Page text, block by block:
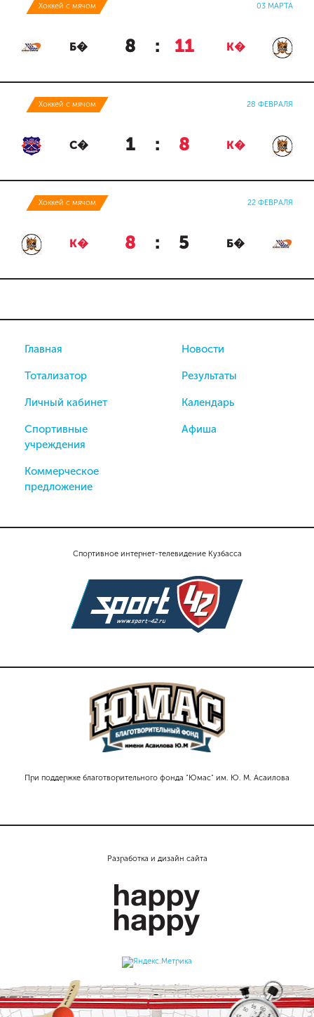
Хоккей с мячом 03 МАРТА
Б� 8 : 11 К�
Хоккей с мячом 28 ФЕВРАЛЯ
С� 1 : 8 К�
Хоккей с мячом 22 ФЕВРАЛЯ
К� 8 : 5 Б�
Спортивное интернет-телевидение Кузбасса
При поддержке благотворительного фонда "Юмас" им. Ю. М. Асаилова
Главная
Тотализатор
Личный кабинет
Спортивные
учреждения
Коммерческое
предложение
Новости
Результаты
Календарь
Афиша
Разработка и дизайн сайта